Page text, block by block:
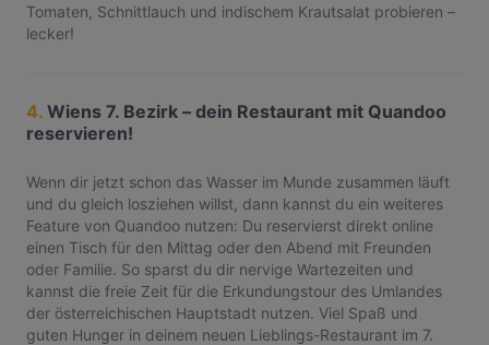
Tomaten, Schnittlauch und indischem Krautsalat probieren –
lecker!
4. Wiens 7. Bezirk – dein Restaurant mit Quandoo
reservieren!
Wenn dir jetzt schon das Wasser im Munde zusammen läuft
und du gleich losziehen willst, dann kannst du ein weiteres
Feature von Quandoo nutzen: Du reservierst direkt online
einen Tisch für den Mittag oder den Abend mit Freunden
oder Familie. So sparst du dir nervige Wartezeiten und
kannst die freie Zeit für die Erkundungstour des Umlandes
der österreichischen Hauptstadt nutzen. Viel Spaß und
guten Hunger in deinem neuen Lieblings-Restaurant im 7.